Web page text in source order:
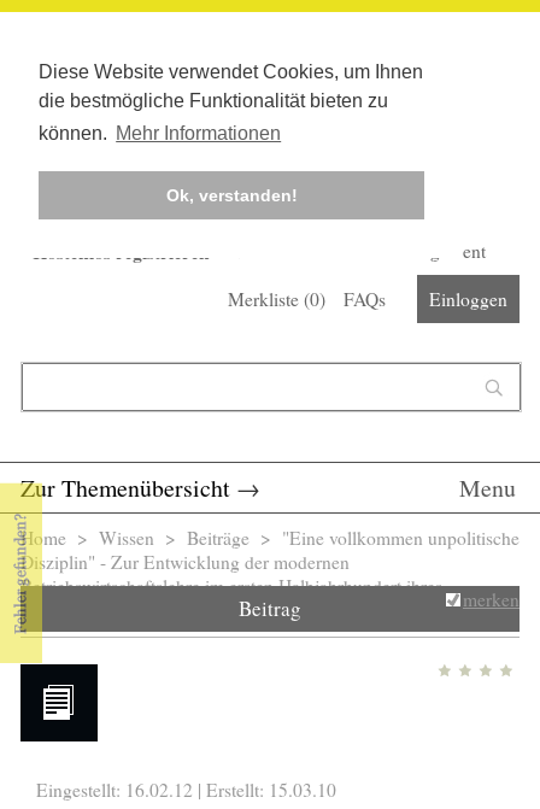
Diese Website verwendet Cookies, um Ihnen
die bestmögliche Funktionalität bieten zu
können. Mehr Informationen
Ok, verstanden!
Kostenlos registrieren
Corona-Management
Merkliste (0) FAQs Einloggen
Zur Themenübersicht → Menu
Sie sind hier
Home > Wissen > Beiträge > "Eine vollkommen unpolitische
Disziplin" - Zur Entwicklung der modernen
Betriebswirtschaftslehre im ersten Halbjahrhundert ihres
Bestehens
Beitrag merken
Eingestellt: 16.02.12 | Erstellt: 15.03.10